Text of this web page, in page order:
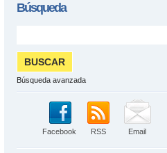
Búsqueda
Búsqueda avanzada
Facebook RSS Email